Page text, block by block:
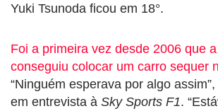
Yuki Tsunoda ficou em 18°.
Foi a primeira vez desde 2006 que
conseguiu colocar um carro sequer
“Ninguém esperava por algo
em entrevista à Sky Sports F1.